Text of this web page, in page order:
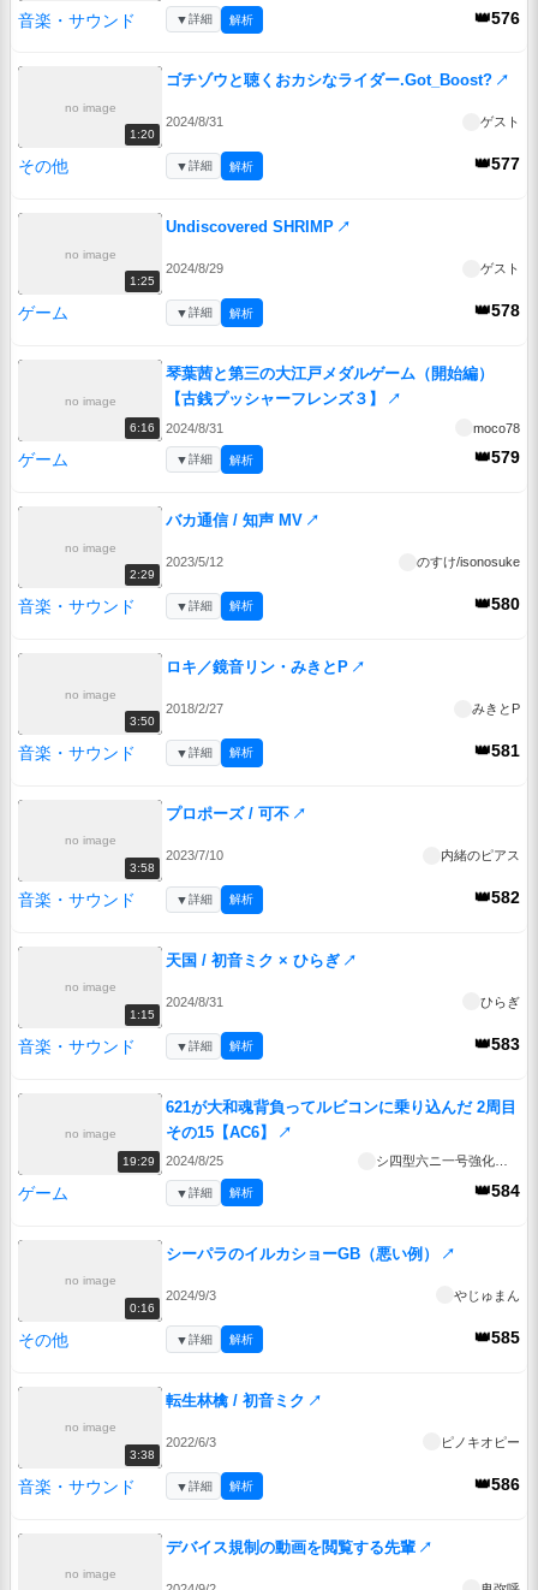
音楽・サウンド 👑576
▼詳細 解析
no image
1:20
ゴチゾウと聴くおカシなライダー.Got_Boost? ↗
2024/8/31 ゲスト
その他 👑577
▼詳細 解析
no image
1:25
Undiscovered SHRIMP ↗
2024/8/29 ゲスト
ゲーム 👑578
▼詳細 解析
no image
6:16
琴葉茜と第三の大江戸メダルゲーム（開始編）
【古銭プッシャーフレンズ３】
↗
2024/8/31 moco78
ゲーム 👑579
▼詳細 解析
no image
2:29
バカ通信 / 知声 MV ↗
2023/5/12 のすけ/isonosuke
音楽・サウンド 👑580
▼詳細 解析
no image
3:50
ロキ／鏡音リン・みきとP ↗
2018/2/27 みきとP
音楽・サウンド 👑581
▼詳細 解析
no image
3:58
プロポーズ / 可不 ↗
2023/7/10 内緒のピアス
音楽・サウンド 👑582
▼詳細 解析
no image
1:15
天国 / 初音ミク × ひらぎ ↗
2024/8/31 ひらぎ
音楽・サウンド 👑583
▼詳細 解析
no image
19:29
621が大和魂背負ってルビコンに乗り込んだ 2周目
その15【AC6】
↗
2024/8/25 シ四型六ニ一号強化人間
ゲーム 👑584
▼詳細 解析
no image
0:16
シーパラのイルカショーGB（悪い例） ↗
2024/9/3 やじゅまん
その他 👑585
▼詳細 解析
no image
3:38
転生林檎 / 初音ミク ↗
2022/6/3 ピノキオピー
音楽・サウンド 👑586
▼詳細 解析
no image
デバイス規制の動画を閲覧する先輩 ↗